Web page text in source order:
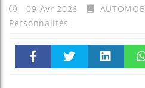
09 Avr 2026
Personnalités